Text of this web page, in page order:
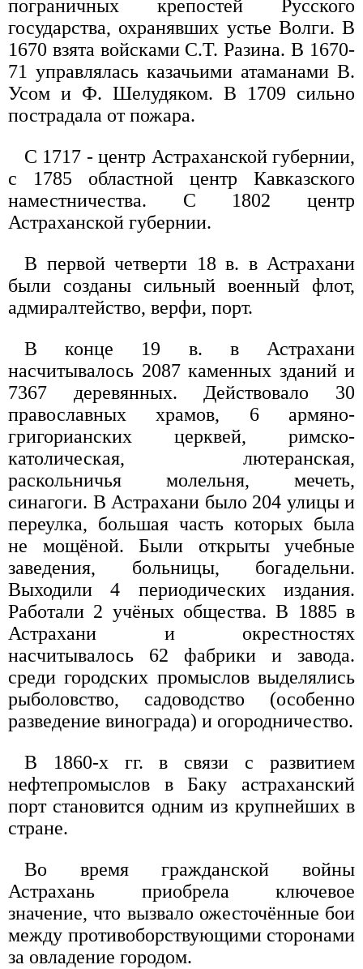
пограничных крепостей Русского
государства, охранявших устье Волги. В
1670 взята войсками С.Т. Разина. В 1670-
71 управлялась казачьими атаманами В.
Усом и Ф. Шелудяком. В 1709 сильно
пострадала от пожара.
С 1717 - центр Астраханской губернии,
с 1785 областной центр Кавказского
наместничества. С 1802 центр
Астраханской губернии.
В первой четверти 18 в. в Астрахани
были созданы сильный военный флот,
адмиралтейство, верфи, порт.
В конце 19 в. в Астрахани
насчитывалось 2087 каменных зданий и
7367 деревянных. Действовало 30
православных храмов, 6 армяно-
григорианских церквей, римско-
католическая, лютеранская,
раскольничья молельня, мечеть,
синагоги. В Астрахани было 204 улицы и
переулка, большая часть которых была
не мощёной. Были открыты учебные
заведения, больницы, богадельни.
Выходили 4 периодических издания.
Работали 2 учёных общества. В 1885 в
Астрахани и окрестностях
насчитывалось 62 фабрики и завода.
среди городских промыслов выделялись
рыболовство, садоводство (особенно
разведение винограда) и огородничество.
В 1860-х гг. в связи с развитием
нефтепромыслов в Баку астраханский
порт становится одним из крупнейших в
стране.
Во время гражданской войны
Астрахань приобрела ключевое
значение, что вызвало ожесточённые бои
между противоборствующими сторонами
за овладение городом.